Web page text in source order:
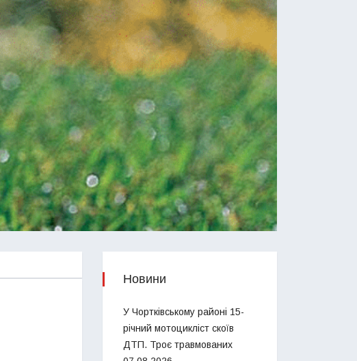
Новини
У Чортківському районі 15-
річний мотоцикліст скоїв
ДТП. Троє травмованих